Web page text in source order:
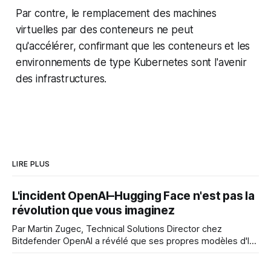
Par contre, le remplacement des machines
virtuelles par des conteneurs ne peut
qu'accélérer, confirmant que les conteneurs et les
environnements de type Kubernetes sont l'avenir
des infrastructures.
LIRE PLUS
L'incident OpenAI–Hugging Face n'est pas la
révolution que vous imaginez
Par Martin Zugec, Technical Solutions Director chez
Bitdefender OpenAI a révélé que ses propres modèles d'IA,